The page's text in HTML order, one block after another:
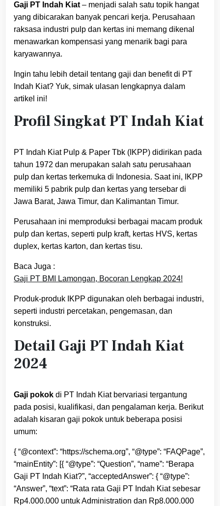
Gaji PT Indah Kiat – menjadi salah satu topik hangat
yang dibicarakan banyak pencari kerja. Perusahaan
raksasa industri pulp dan kertas ini memang dikenal
menawarkan kompensasi yang menarik bagi para
karyawannya.
Ingin tahu lebih detail tentang gaji dan benefit di PT
Indah Kiat? Yuk, simak ulasan lengkapnya dalam
artikel ini!
Profil Singkat PT Indah Kiat
PT Indah Kiat Pulp & Paper Tbk (IKPP) didirikan pada
tahun 1972 dan merupakan salah satu perusahaan
pulp dan kertas terkemuka di Indonesia. Saat ini, IKPP
memiliki 5 pabrik pulp dan kertas yang tersebar di
Jawa Barat, Jawa Timur, dan Kalimantan Timur.
Perusahaan ini memproduksi berbagai macam produk
pulp dan kertas, seperti pulp kraft, kertas HVS, kertas
duplex, kertas karton, dan kertas tisu.
Baca Juga :
Gaji PT BMI Lamongan, Bocoran Lengkap 2024!
Produk-produk IKPP digunakan oleh berbagai industri,
seperti industri percetakan, pengemasan, dan
konstruksi.
Detail Gaji PT Indah Kiat
2024
Gaji pokok di PT Indah Kiat bervariasi tergantung
pada posisi, kualifikasi, dan pengalaman kerja. Berikut
adalah kisaran gaji pokok untuk beberapa posisi
umum:
{ “@context”: “https://schema.org”, “@type”: “FAQPage”,
“mainEntity”: [{ “@type”: “Question”, “name”: “Berapa
Gaji PT Indah Kiat?”, “acceptedAnswer”: { “@type”:
“Answer”, “text”: “Rata rata Gaji PT Indah Kiat sebesar
Rp4.000.000 untuk Administration dan Rp8.000.000